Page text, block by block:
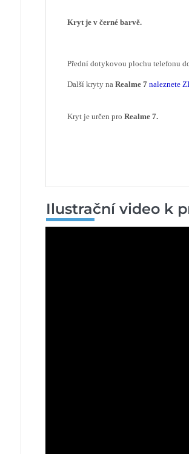
Kryt je v černé barvě.
Přední dotykovou plochu telefonu
Další kryty na Realme 7 naleznete
Kryt je určen pro Realme 7.
Ilustrační video k